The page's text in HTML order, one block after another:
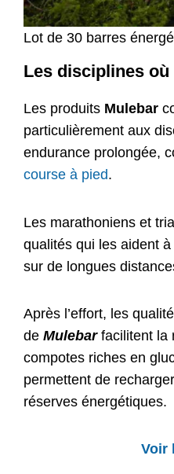
Lot de 30 barres
Les disciplines
Les produits Mulebar
particulièrement aux
endurance prolongée,
course à pied.
Les marathoniens et
qualités qui les aident
sur de longues
Après l’effort, les
de Mulebarfacilitent la
compotes riches en
permettent de
réserves énergétiques.
Voir